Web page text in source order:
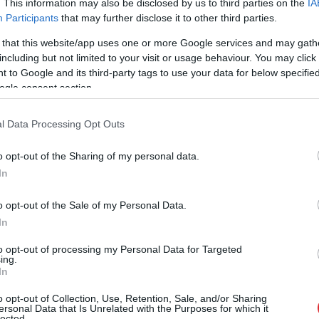
This information may also be disclosed by us to third parties on the
Participants that may further disclose it to other third parties.
that this website/app uses one or more Google services and may
but not limited to your visit or usage behaviour. You may
to Google and its third-party tags to use your data for below
consent section.
Data Processing Opt Outs
opt-out of the Sharing of my personal data.
opt-out of the Sale of my Personal Data.
opt-out of processing my Personal Data for Targeted
opt-out of Collection, Use, Retention, Sale, and/or Sharing
Data that Is Unrelated with the Purposes for which it
sāk mācības 10.klasē, tad pabalsta izmaksas
nav nepieciešama. Aģentūra par bērniem, kas
informāciju septembrī saņems no Izglītības un
uz šo informāciju, turpinās izmaksāt
vecuma sasniegšanas turpina mācīties
stipendiju, tad pabalstu turpina maksāt
tomēr šajā gadījumā septembrī vecākiem
VSAA.